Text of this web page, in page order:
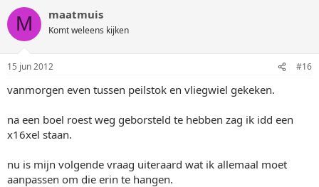
M maatmuis
Komt weleens kijken
15 jun 2012 #16
vanmorgen even tussen peilstok en vliegwiel gekeken.
na een boel roest weg geborsteld te hebben zag ik idd een
x16xel staan.
nu is mijn volgende vraag uiteraard wat ik allemaal moet
aanpassen om die erin te hangen.